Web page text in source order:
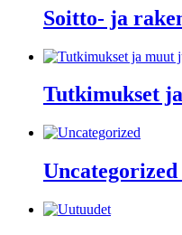
Soitto- ja
Tutkimukset
Uncategorized